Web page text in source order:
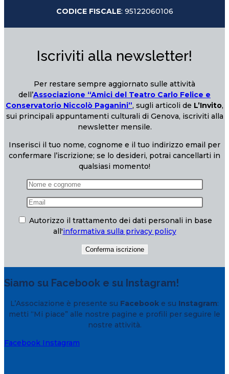
CODICE FISCALE: 95122060106
Iscriviti alla newsletter!
Per restare sempre aggiornato sulle attività
dell’Associazione “Amici del Teatro Carlo Felice e
Conservatorio Niccolò Paganini”, sugli articoli de L’Invito,
sui principali appuntamenti culturali di Genova, iscriviti alla
newsletter mensile.
Inserisci il tuo nome, cognome e il tuo indirizzo email per
confermare l’iscrizione; se lo desideri, potrai cancellarti in
qualsiasi momento!
Autorizzo il trattamento dei dati personali in base
all'informativa sulla privacy policy
Siamo su Facebook e su Instagram!
L’Associazione è presente su Facebook e su Instagram:
metti “Mi piace” alle nostre pagine e profili per seguire le
nostre attività.
Facebook Instagram